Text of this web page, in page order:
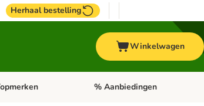
Herhaal bestelling
Winkelwagen
categorie menu: Paard Open categorie menu:
% Aanbiedingen